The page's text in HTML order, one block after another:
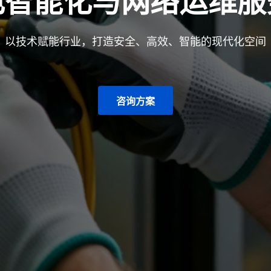
以技术赋能行业，打造安全、高效、智能的现代化空间
咨询方案